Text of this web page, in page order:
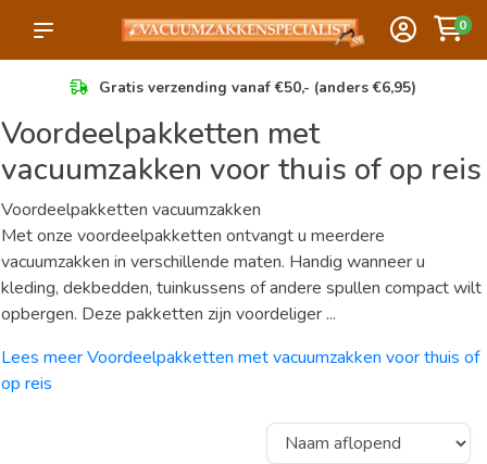
0
Gratis verzending vanaf €50,- (anders €6,95)
Voordeelpakketten met
vacuumzakken voor thuis of op reis
Voordeelpakketten vacuumzakken
Met onze voordeelpakketten ontvangt u meerdere
vacuumzakken in verschillende maten. Handig wanneer u
kleding, dekbedden, tuinkussens of andere spullen compact wilt
opbergen. Deze pakketten zijn voordeliger ...
Lees meer Voordeelpakketten met vacuumzakken voor thuis of
op reis